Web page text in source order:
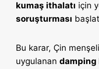
kumaş ithalatı için
soruşturması
Bu karar, Çin
uygulanan damping